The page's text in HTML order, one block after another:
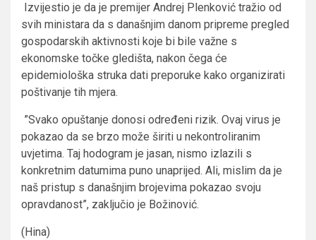
Izvijestio je da je premijer Andrej Plenković tražio od
svih ministara da s današnjim danom pripreme pregled
gospodarskih aktivnosti koje bi bile važne s
ekonomske točke gledišta, nakon čega će
epidemiološka struka dati preporuke kako organizirati
poštivanje tih mjera.
”Svako opuštanje donosi određeni rizik. Ovaj virus je
pokazao da se brzo može širiti u nekontroliranim
uvjetima. Taj hodogram je jasan, nismo izlazili s
konkretnim datumima puno unaprijed. Ali, mislim da je
naš pristup s današnjim brojevima pokazao svoju
opravdanost”, zaključio je Božinović.
(Hina)